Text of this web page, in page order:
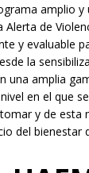
amplio y
de
y evaluable
la
una amplia
en el que
y de esta
del bienestar